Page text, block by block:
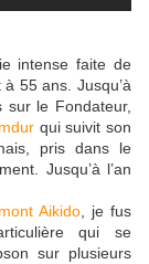
intense faite de
55 ans. Jusqu’à
sur le Fondateur,
qui suivit son
pris dans le
Jusqu’à l’an
Aikido , je fus
qui se
sur plusieurs